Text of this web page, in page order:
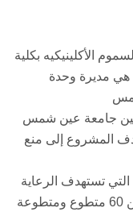
الأكلينيكيه بكلية
جامعة عين شمس منذ أبريل 2016. هي مديرة وحدة
جامعة عين شمس
للسكان منذ عام 2015. يهدف المشروع إلى منع
تستهدف الرعاية
الصحية للمرأة وتمكين المرأة. تقود اكثر من 60 متطوع ومتطوعة